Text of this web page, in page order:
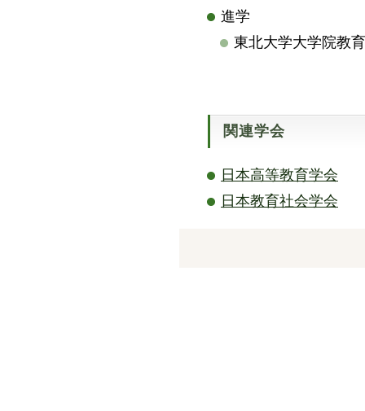
進学
東北大学大学院教
関連学会
日本高等教育学会
日本教育社会学会